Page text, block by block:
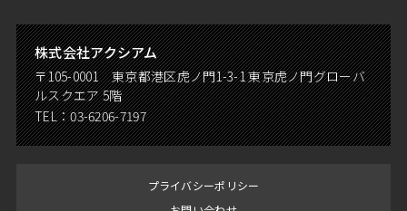
株式会社アクシアム
〒105-0001 東京都港区虎ノ門1-3-1 東京虎ノ門グローバ
ルスクエア 5階
TEL：03-6206-7197
プライバシーポリシー